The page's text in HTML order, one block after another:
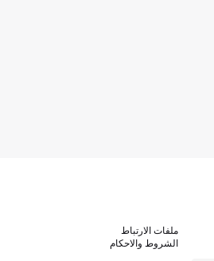
ملفات الارتباط
الشروط والاحكام